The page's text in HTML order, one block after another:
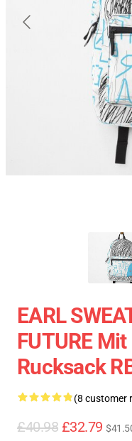
EARL
FUTURE
Rucksack
(8 customer
£40.98 £32.79